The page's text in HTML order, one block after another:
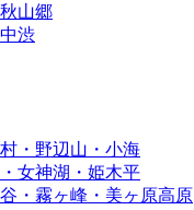
山郷
渋
・野辺山・小海
女神湖・姫木平
・霧ヶ峰・美ヶ原高原